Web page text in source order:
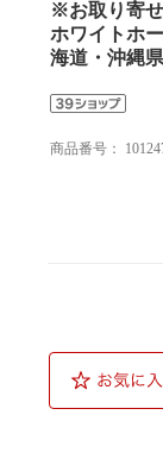
※お取り寄
ホワイトホ
海道・沖縄
商品番号：